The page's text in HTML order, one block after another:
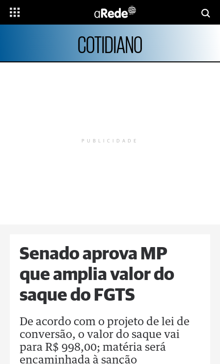
COTIDIANO
PUBLICIDADE
Senado aprova MP
que amplia valor do
saque do FGTS
De acordo com o projeto de lei de
conversão, o valor do saque vai
para R$ 998,00; matéria será
encaminhada à sanção